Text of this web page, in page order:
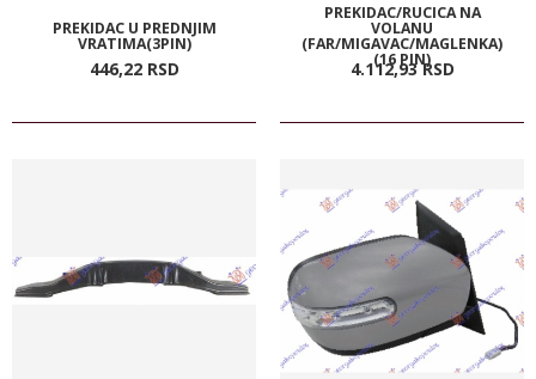
PREKIDAC U PREDNJIM
VRATIMA(3PIN)
446,22 RSD
PREKIDAC/RUCICA NA
VOLANU
(FAR/MIGAVAC/MAGLENKA)
(16 PIN)
4.112,93 RSD